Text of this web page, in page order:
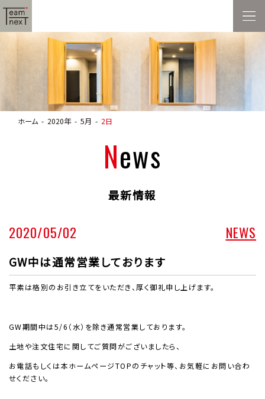
ホーム 2020年 5月 2日
News
最新情報
2020/05/02 NEWS
GW中は通常営業しております
平素は格別のお引き立てをいただき、厚く御礼申し上げます。
GW期間中は5/6（水）を除き通常営業しております。
土地や注文住宅に関してご質問がございましたら、
お電話もしくは本ホームページTOPのチャット等、お気軽にお問い合わ
せください。